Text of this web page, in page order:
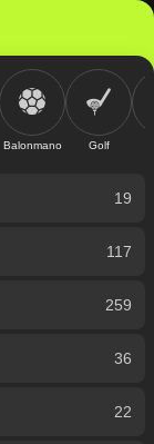
Balonmano Golf
19
117
259
36
22